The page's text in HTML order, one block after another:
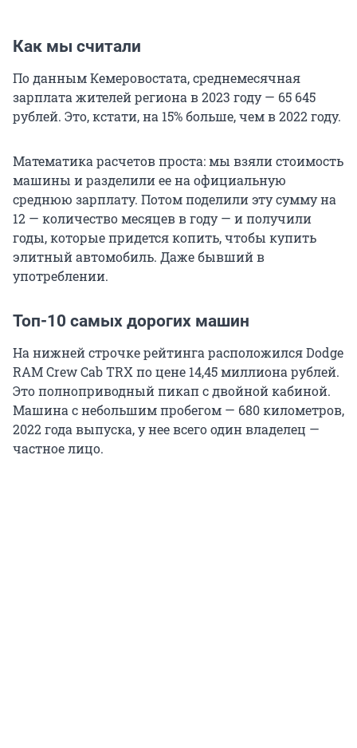
Как мы считали
По данным Кемеровостата, среднемесячная
зарплата жителей региона в 2023 году — 65 645
рублей. Это, кстати, на 15% больше, чем в 2022 году.
Математика расчетов проста: мы взяли стоимость
машины и разделили ее на официальную
среднюю зарплату. Потом поделили эту сумму на
12 — количество месяцев в году — и получили
годы, которые придется копить, чтобы купить
элитный автомобиль. Даже бывший в
употреблении.
Топ-10 самых дорогих машин
На нижней строчке рейтинга расположился Dodge
RAM Crew Cab TRX по цене 14,45 миллиона рублей.
Это полноприводный пикап с двойной кабиной.
Машина с небольшим пробегом — 680 километров,
2022 года выпуска, у нее всего один владелец —
частное лицо.